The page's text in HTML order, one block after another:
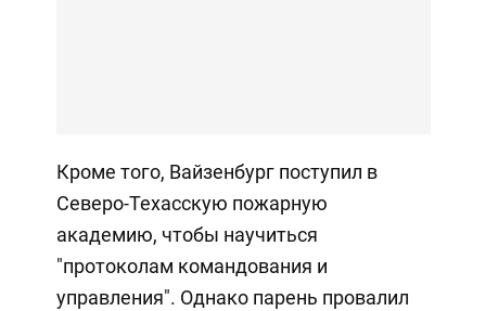
Кроме того, Вайзенбург поступил в
Северо-Техасскую пожарную
академию, чтобы научиться
"протоколам командования и
управления". Однако парень провалил